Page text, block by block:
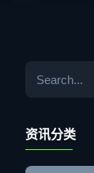
资讯分类